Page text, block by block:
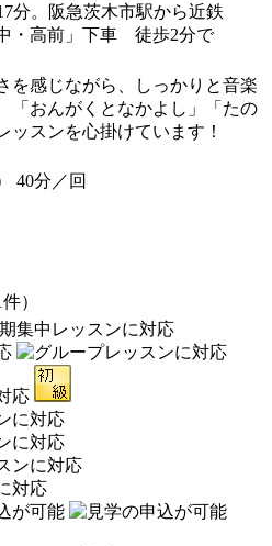
分。阪急茨木市駅から近鉄
・高前」下車 徒歩2分で
を感じながら、しっかりと音楽
「おんがくとなかよし」「たの
ッスンを心掛けています！
40分／回
件）